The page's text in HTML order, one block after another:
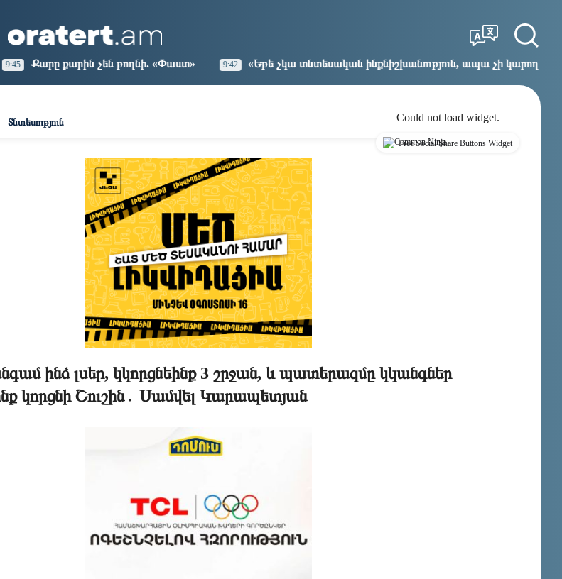
Los Angeles
00:17
Beijing
15:17
չեն թողնի. «Փաստ» 9:42 «Եթե չկա տնտեսական ինքնիշխանություն, ապա չի կարող լինել քաղաքական
Տնտեսություն Could not load widget.
Free Social Share Buttons Widget
ինձ լսեր, կկորցնեինք 3 շրջան, և պատերազմը կկանգներ
կորցնի Շուշին․ Սամվել Կարապետյան